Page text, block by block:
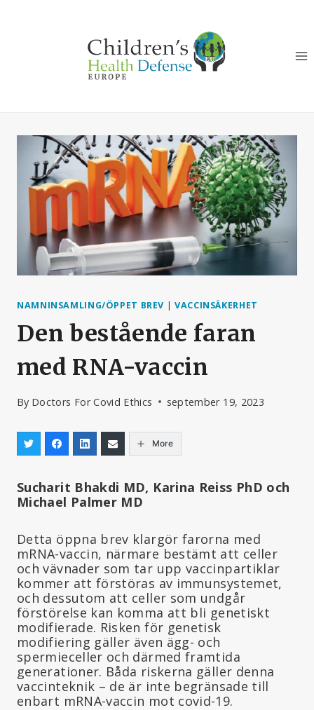
NAMNINSAMLING/ÖPPET BREV |VACCINSÄKERHET
Den bestående faran
med RNA-vaccin
By Doctors For Covid Ethics september 19, 2023
More
Sucharit Bhakdi MD, Karina Reiss PhD och
Michael Palmer MD
Detta öppna brev klargör farorna med
mRNA-vaccin, närmare bestämt att celler
och vävnader som tar upp vaccinpartiklar
kommer att förstöras av immunsystemet,
och dessutom att celler som undgår
förstörelse kan komma att bli genetiskt
modifierade. Risken för genetisk
modifiering gäller även ägg- och
spermieceller och därmed framtida
generationer. Båda riskerna gäller denna
vaccinteknik – de är inte begränsade till
enbart mRNA-vaccin mot covid-19.